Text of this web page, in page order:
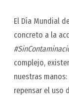
El Día Mundial
concreto a la
complejo,
nuestras
repensar el uso